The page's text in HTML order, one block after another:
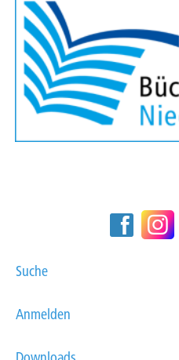
Suche
Anmelden